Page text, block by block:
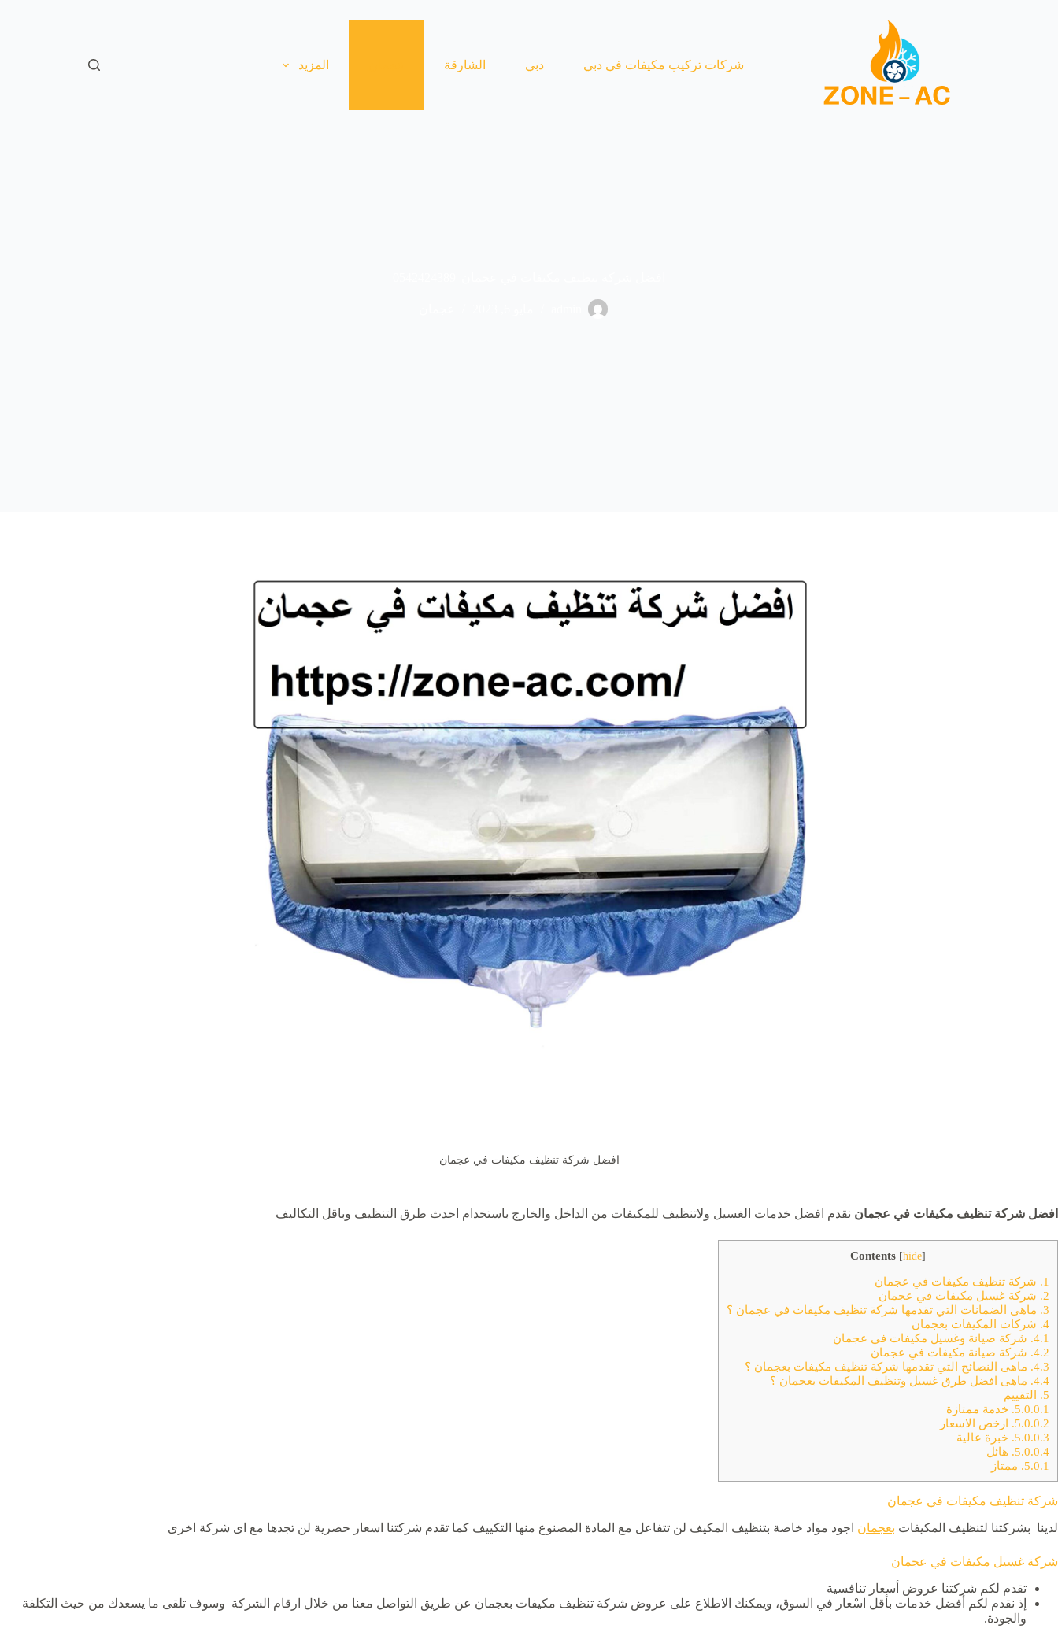
شركات تركيب مكيفات في دبي دبي الشارقة المزيد
افضل شركة تنظيف مكيفات في عجمان
افضل شركة تنظيف مكيفات في عجمان نقدم افضل خدمات الغسيل ولاتنظيف للمكيفات من الداخل والخارج باستخدام احدث طرق التنظيف وباقل التكاليف
Contents [hide]
1. شركة تنظيف مكيفات في عجمان
2. شركة غسيل مكيفات في عجمان
3. ماهى الضمانات التي تقدمها شركة تنظيف مكيفات في عجمان ؟
4. شركات المكيفات بعجمان
4.1. شركة صيانة وغسيل مكيفات في عجمان
4.2. شركة صيانة مكيفات في عجمان
4.3. ماهى النصائح التي تقدمها شركة تنظيف مكيفات بعجمان ؟
4.4. ماهى افضل طرق غسيل وتنظيف المكيفات بعجمان ؟
5. التقييم
5.0.0.1. خدمة ممتازة
5.0.0.2. ارخص الاسعار
5.0.0.3. خبرة عالية
5.0.0.4. هائل
5.0.1. ممتاز
شركة تنظيف مكيفات في عجمان
لدينا بشركتنا لتنظيف المكيفات بعجمان اجود مواد خاصة بتنظيف المكيف لن تتفاعل مع المادة المصنوع منها التكييف كما تقدم شركتنا اسعار حصرية لن تجدها مع اى شركة اخرى
شركة غسيل مكيفات في عجمان
تقدم لكم شركتنا عروض أسعار تنافسية
إذ نقدم لكم أفضل خدمات بأقل اسْعار في السوق، ويمكنك الاطلاع على عروض شركة تنظيف مكيفات بعجمان عن طريق التواصل معنا من خلال ارقام الشركة وسوف تلقى ما يسعدك من حيث التكلفة
والجودة.